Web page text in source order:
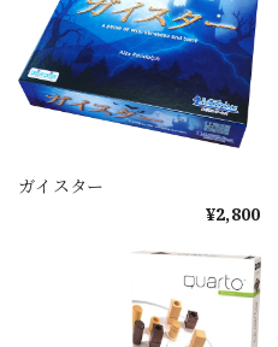
ガイスター
¥2,800